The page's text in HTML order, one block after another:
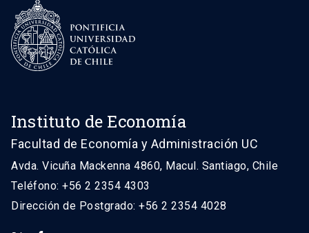
Instituto de Economía
Facultad de Economía y Administración UC
Avda. Vicuña Mackenna 4860, Macul. Santiago, Chile
Teléfono: +56 2 2354 4303
Dirección de Postgrado: +56 2 2354 4028